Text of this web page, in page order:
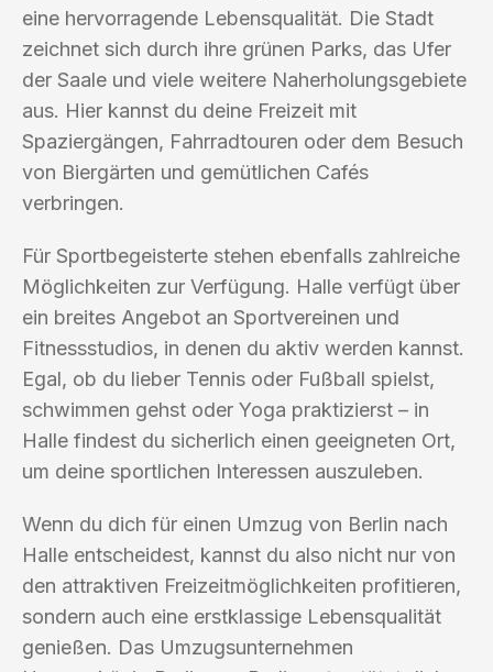
eine hervorragende Lebensqualität. Die Stadt
zeichnet sich durch ihre grünen Parks, das Ufer
der Saale und viele weitere Naherholungsgebiete
aus. Hier kannst du deine Freizeit mit
Spaziergängen, Fahrradtouren oder dem Besuch
von Biergärten und gemütlichen Cafés
verbringen.
Für Sportbegeisterte stehen ebenfalls zahlreiche
Möglichkeiten zur Verfügung. Halle verfügt über
ein breites Angebot an Sportvereinen und
Fitnessstudios, in denen du aktiv werden kannst.
Egal, ob du lieber Tennis oder Fußball spielst,
schwimmen gehst oder Yoga praktizierst – in
Halle findest du sicherlich einen geeigneten Ort,
um deine sportlichen Interessen auszuleben.
Wenn du dich für einen Umzug von Berlin nach
Halle entscheidest, kannst du also nicht nur von
den attraktiven Freizeitmöglichkeiten profitieren,
sondern auch eine erstklassige Lebensqualität
genießen. Das Umzugsunternehmen